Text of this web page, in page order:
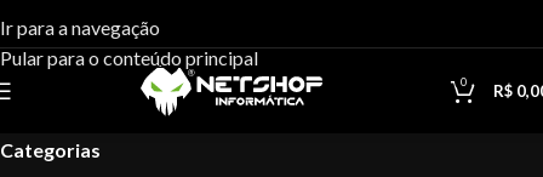
Ir para a navegação
Pular para o conteúdo principal
0 R$
Teclado Gamer
Categorias